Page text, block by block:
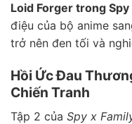
Loid Forger trong
điệu của bộ anime
trở nên đen tối và
Hồi Ức Đau
Chiến Tranh
Tập 2 của Spy x